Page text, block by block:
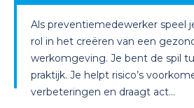
Als preventiemedewerker speel
rol in het creëren van een
werkomgeving. Je bent de spil
praktijk. Je helpt risico’s
verbeteringen en draagt act...